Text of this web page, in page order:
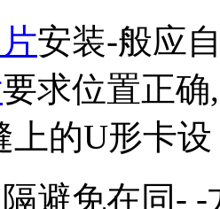
安装-般应
要求位置正
上的U形卡设
避免在同-